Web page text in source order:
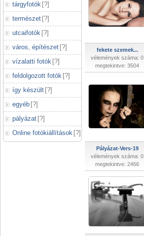
tárgyfotók [?]
természet [?]
utcaifotók [?]
város, építészet [?]
vízalatti fotók [?]
feldolgozott fotók [?]
így készült [?]
egyéb [?]
pályázat [?]
Online fotókiállítások [?]
fekete szemek...
vélemények száma: 0
megtekintve: 3504
Pályázat-Vers-19
vélemények száma: 0
megtekintve: 2466